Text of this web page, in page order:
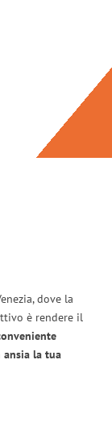
dove la
è rendere il
ansia la tua